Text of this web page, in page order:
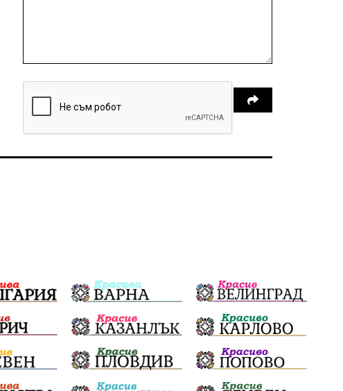
Историческа живопис Училище
Народно читалище
български художници Традиции Дом
Красиво Ветрино медии Родолюбие
обучение Доброплодно Духовност
Иновации